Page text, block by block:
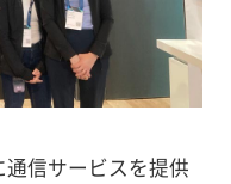
信サービスを提供